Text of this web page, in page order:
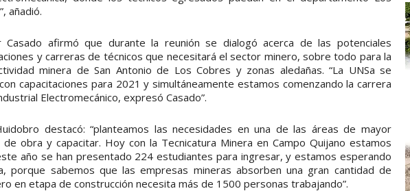
añadió.
afirmó que durante la reunión se dialogó acerca de las potenciales
y carreras de técnicos que necesitará el sector minero, sobre todo para la
minera de San Antonio de Los Cobres y zonas aledañas. “La UNSa se
capacitaciones para 2021 y simultáneamente estamos comenzando la carrera
Electromecánico, expresó Casado”.
destacó: “planteamos las necesidades en una de las áreas de mayor
obra y capacitar. Hoy con la Tecnicatura Minera en Campo Quijano estamos
año se han presentado 224 estudiantes para ingresar, y estamos esperando
porque sabemos que las empresas mineras absorben una gran cantidad de
en etapa de construcción necesita más de 1500 personas trabajando”.